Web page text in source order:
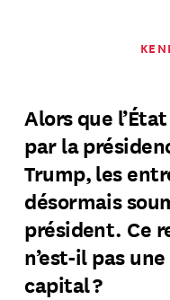
Alors que
par la
Trump, les
désormais
président. Ce
n’est-il pas
capital ?